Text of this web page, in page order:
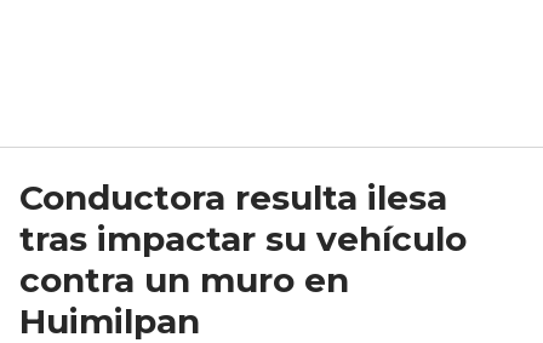
Conductora resulta ilesa
tras impactar su vehículo
contra un muro en
Huimilpan